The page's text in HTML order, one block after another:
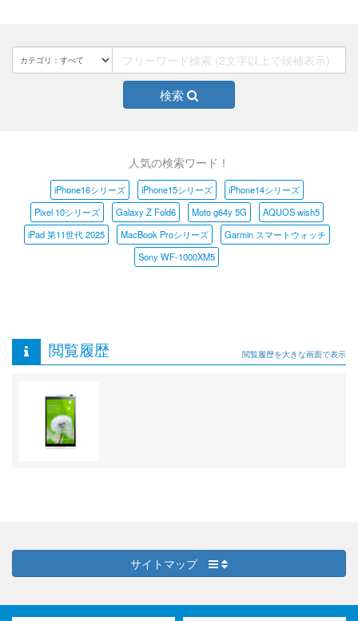
検索
人気の検索ワード！
iPhone16シリーズ iPhone15シリーズ
iPhone14シリーズ
Pixel 10シリーズ
Galaxy Z Fold6 Moto g64y 5G
AQUOS wish5
iPad 第11世代 2025
MacBook Proシリーズ
Garmin スマートウォッチ
Sony WF-1000XM5
閲覧履歴 閲覧履歴を大きな画面で表示
サイトマップ